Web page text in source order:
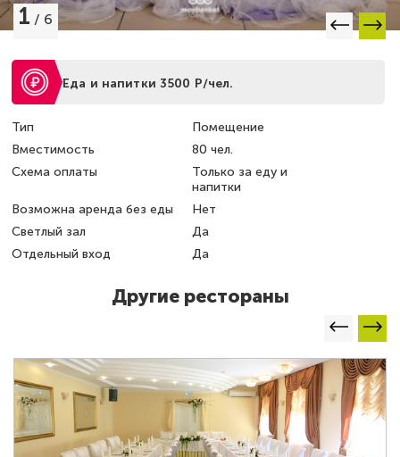
1 / 6
Еда и напитки 3500 Р/чел.
Тип
Помещение
Вместимость
80 чел.
Схема оплаты
Только за еду и
напитки
Возможна аренда без еды
Нет
Светлый зал
Да
Отдельный вход
Да
Другие рестораны